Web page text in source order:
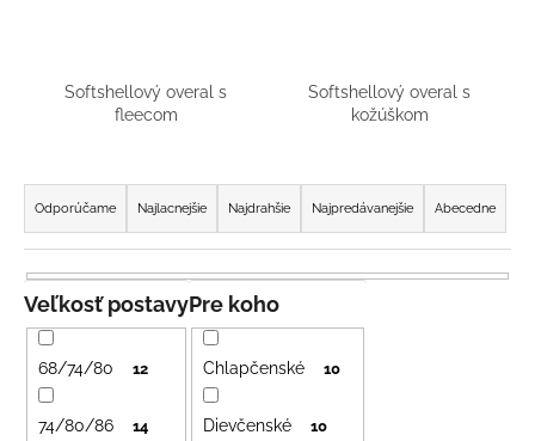
Softshellový overal s
fleecom
Softshellový overal s
kožúškom
R
a
d
e
n
i
e
p
Odporúčame Najlacnejšie Najdrahšie Najpredávanejšie Abecedne
Pre koho
Chlapčenské 10
Dievčenské 10
Veľkosť postavy
68/74/80 12
74/80/86 14
O
d
p